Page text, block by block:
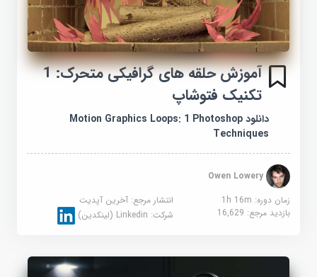
آموزش حلقه های گرافیکی متحرک: 1
تکنیک فتوشاپ
دانلود Motion Graphics Loops: 1 Photoshop
Techniques
Owen Lowery
زمان دوره: 1h 16m
انتشار مرجع:آخرین آپدیت
بازدید مرجع:16,629 شرکت:Linkedin (لینکدین)